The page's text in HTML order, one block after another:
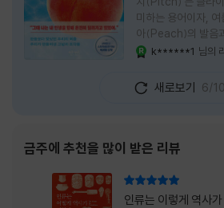
미하는 용어이자,
아(Peach)의 발음
중의적인 제목 안에
럼 가장 달콤하고 찬
그 여름도 끝이 있다
피치』는 끝나가는
의미하는 제목이었
잃어버린 다섯 인물
k******1 님의
새로보기 6/10
금주에 추천을 많이 받은 리뷰
인류는 이렇게 역사가 되었다 <인